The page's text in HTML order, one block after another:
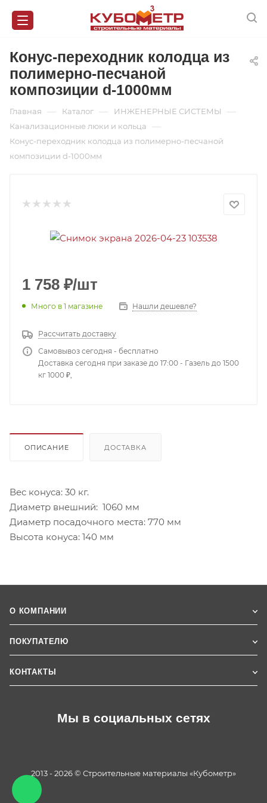
Конус-переходник колодца из
полимерно-песчаной
композиции d-1000мм
Главная — Каталог — ИНЖЕНЕРНЫЕ СИСТЕМЫ —
Канализационные люки и кольца —
Конус-переходник колодца из полимерно-песчаной
композиции d-1000мм
1 758 ₽/шт
Много в 1 магазине Нашли дешевле?
Рассчитать доставку
Самовывоз сегодня - бесплатно
Доставка сегодня при заказе до 17:00 - Газель до 1500
кг 1000 ₽,
ОПИСАНИЕ ДОСТАВКА
Вес конуса: 30 кг.
Диаметр внешний: 1060 мм
Диаметр посадочного места: 770 мм
Высота конуса: 140 мм
О КОМПАНИИ
ПОКУПАТЕЛЮ
КОНТАКТЫ
Мы в социальных сетях
2013 - 2026 © Строительные материалы «Кубометр»